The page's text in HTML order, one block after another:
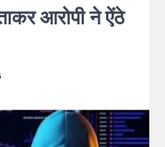
आरोपी ने ऐंठे